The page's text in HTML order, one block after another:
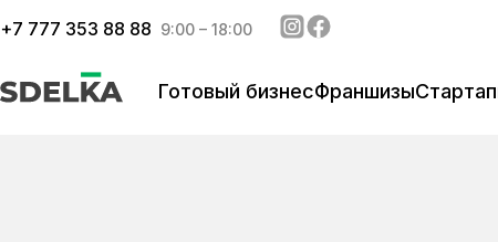
+7 777 353 88 88 9:00 – 18:00
Готовый бизнесФраншизы